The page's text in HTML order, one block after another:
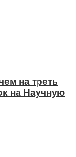
на треть
на Научную